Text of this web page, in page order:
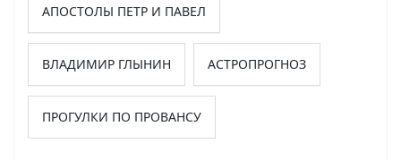
АПОСТОЛЫ ПЕТР И ПАВЕЛ
ВЛАДИМИР ГЛЫНИН АСТРОПРОГНОЗ
ПРОГУЛКИ ПО ПРОВАНСУ